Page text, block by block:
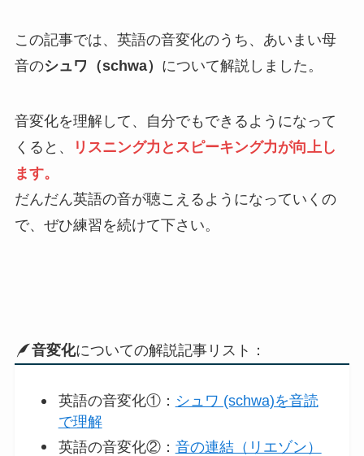
この記事では、英語の音変化のうち、あいまい母
音のシュワ（schwa） について解説しました。
音変化を理解して、自分でもできるようになって
くると、
リスニング力とスピーキング力が向上し
ます。
だんだん英語の音が聴こえるようになっていくの
で、ぜひ練習を続けて下さい。
音変化についての解説記事リスト：
英語の音変化①： シュワ (schwa)を音読
で理解
英語の音変化②： 音の連結（リエゾン）